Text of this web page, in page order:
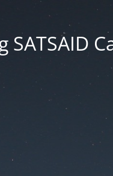
SATSAID